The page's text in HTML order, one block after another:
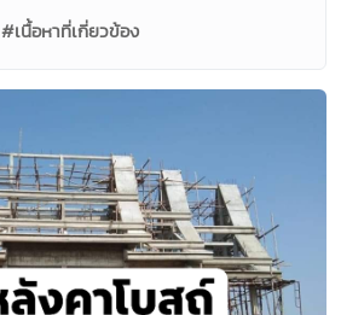
#เนื้อหาที่เกี่ยวข้อง